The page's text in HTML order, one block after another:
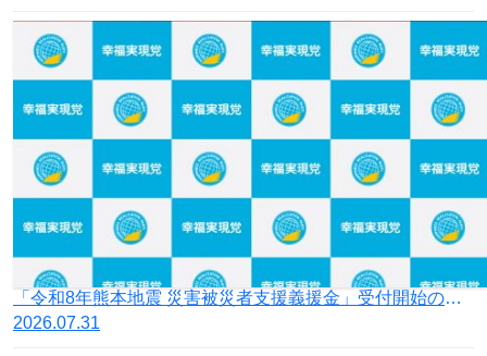
「令和8年熊本地震 災害被災者支援義援金」受付開始のお知らせ
2026.07.31